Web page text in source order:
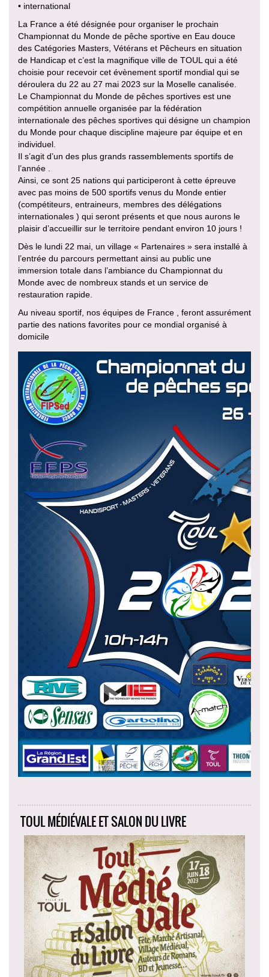
• international
La France a été désignée pour organiser le prochain
Championnat du Monde de pêche sportive en Eau douce
des Catégories Masters, Vétérans et Pêcheurs en situation
de Handicap et c’est la magnifique ville de TOUL qui a été
choisie pour recevoir cet évènement sportif mondial qui se
déroulera du 22 au 27 mai 2023 sur la Moselle canalisée.
Le Championnat du Monde de pêches sportives est une
compétition annuelle organisée par la fédération
internationale des pêches sportives qui désigne un champion
du Monde pour chaque discipline majeure par équipe et en
individuel.
Il s’agit d’un des plus grands rassemblements sportifs de
l’année .
Ainsi, ce sont 25 nations qui participeront à cette épreuve
avec pas moins de 500 sportifs venus du Monde entier
(compétiteurs, entraineurs, membres des délégations
internationales ) qui seront présents et que nous aurons le
plaisir d’accueillir sur le territoire pendant environ 10 jours !
Dès le lundi 22 mai, un village « Partenaires » sera installé à
l’entrée du parcours permettant ainsi au public une
immersion totale dans l’ambiance du Championnat du
Monde avec de nombreux stands et un service de
restauration rapide.
Au niveau sportif, nos équipes de France , feront assurément
partie des nations favorites pour ce mondial organisé à
domicile
TOUL MÉDIÉVALE ET SALON DU LIVRE